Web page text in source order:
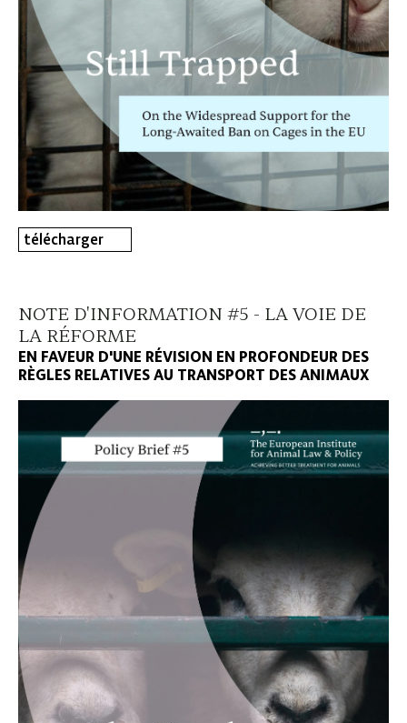
télécharger
NOTE D'INFORMATION #5 - LA VOIE DE
LA RÉFORME
EN FAVEUR D'UNE RÉVISION EN PROFONDEUR DES
RÈGLES RELATIVES AU TRANSPORT DES ANIMAUX